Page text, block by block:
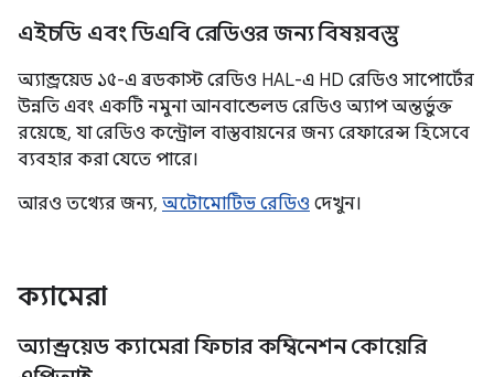
এইচডি এবং ডিএবি রেডিওর জন্য বিষয়বস্তু
অ্যান্ড্রয়েড ১৫-এ ব্রডকাস্ট রেডিও HAL-এ HD রেডিও সাপোর্টের
উন্নতি এবং একটি নমুনা আনবান্ডেলড রেডিও অ্যাপ অন্তর্ভুক্ত
রয়েছে, যা রেডিও কন্ট্রোল বাস্তবায়নের জন্য রেফারেন্স হিসেবে
ব্যবহার করা যেতে পারে।
আরও তথ্যের জন্য, অটোমোটিভ রেডিও দেখুন।
ক্যামেরা
অ্যান্ড্রয়েড ক্যামেরা ফিচার কম্বিনেশন কোয়েরি